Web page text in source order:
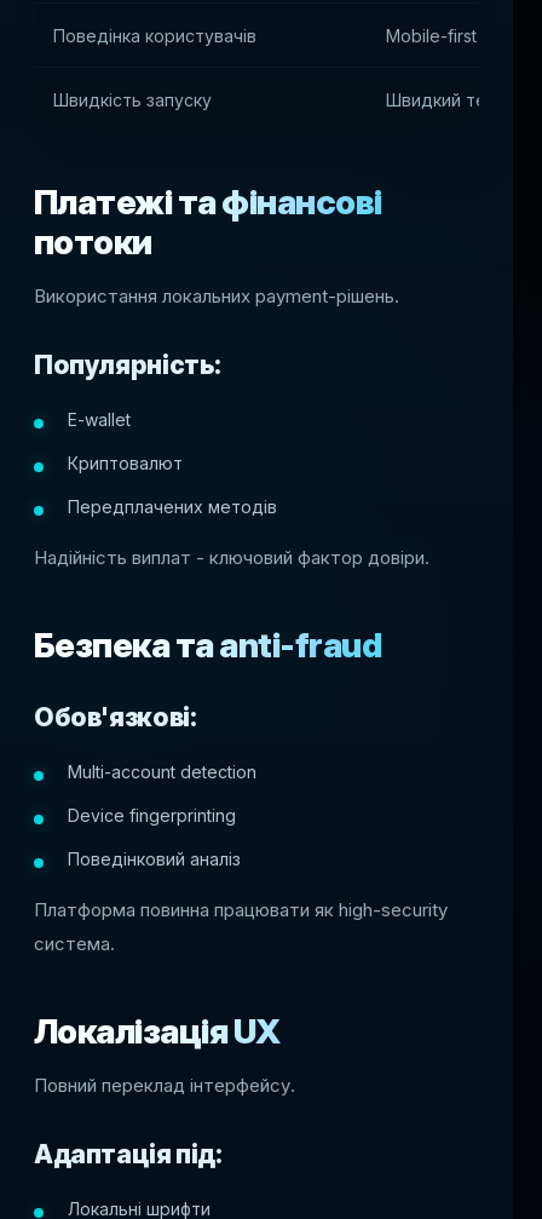
Поведінка користувачів Mobile-first и high-
Швидкість запуску Швидкий
Платежі та фінансові
потоки
Використання локальних payment-рішень.
Популярність:
E-wallet
Криптовалют
Передплачених методів
Надійність виплат - ключовий фактор довіри.
Безпека та anti-fraud
Обов'язкові:
Multi-account detection
Device fingerprinting
Поведінковий аналіз
Платформа повинна працювати як high-security
система.
Локалізація UX
Повний переклад інтерфейсу.
Адаптація під:
Локальні шрифти